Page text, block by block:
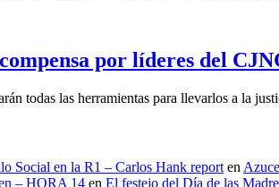
por líderes del
todas las herramientas para llevarlos a la
Social en la R1 – Carlos Hank report en
– HORA 14 en El festejo del Día de las